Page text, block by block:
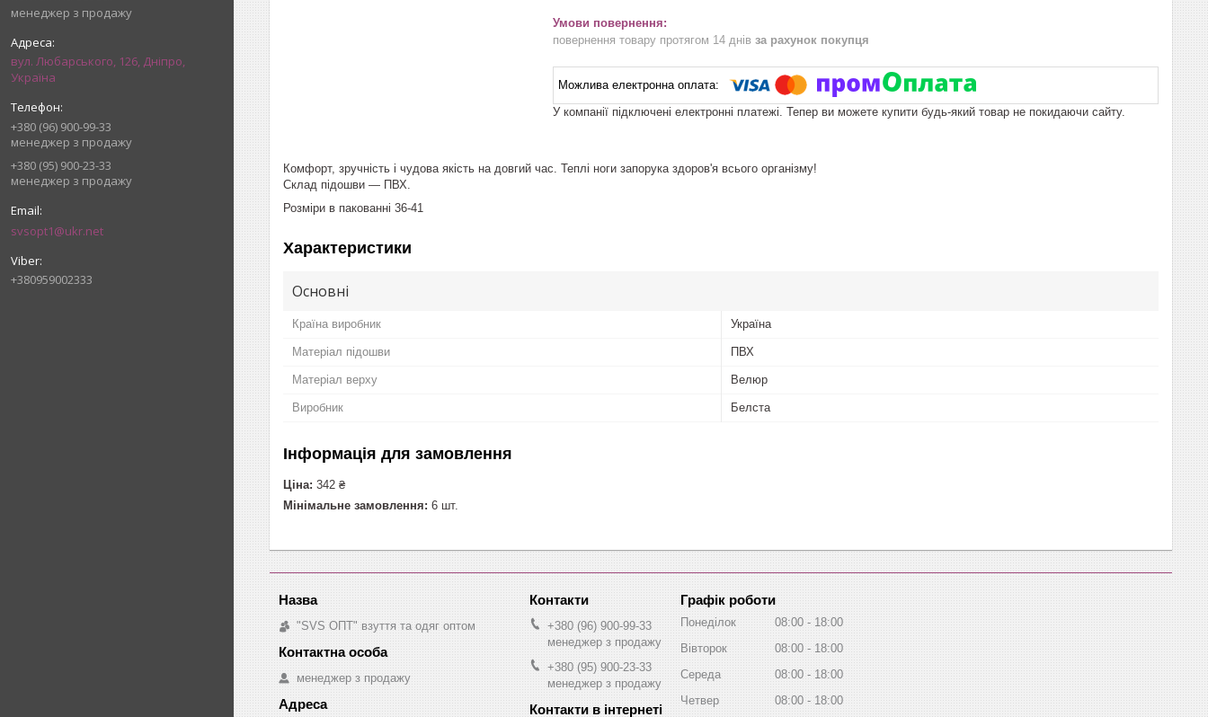
менеджер з продажу
вул. Любарського, 126, Дніпро,
Україна
+380 (96) 900-99-33
менеджер з продажу
+380 (95) 900-23-33
менеджер з продажу
svsopt1@ukr.net
+380959002333
повернення товару протягом 14 днів за рахунок покупця
У компанії підключені електронні платежі. Тепер ви можете купити будь-який товар не покидаючи сайту.
Комфорт, зручність і чудова якість на довгий час. Теплі ноги запорука здоров'я всього організму!
Склад підошви — ПВХ.
Розміри в пакованні 36-41
Характеристики
Основні
Країна виробник Україна
Матеріал підошви ПВХ
Матеріал верху Велюр
Виробник Белста
Інформація для замовлення
Ціна: 342 ₴
Мінімальне замовлення: 6 шт.
"SVS ОПТ" взуття та одяг оптом
менеджер з продажу
+380 (96) 900-99-33
менеджер з продажу
+380 (95) 900-23-33
менеджер з продажу
Графік роботи
Понеділок 08:00
18:00
Вівторок
08:00
18:00
Середа
08:00
18:00
Четвер
08:00 18:00